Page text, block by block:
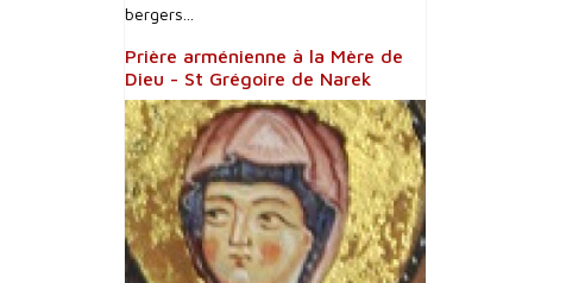
bergers...
Prière arménienne à la Mère de
Dieu - St Grégoire de Narek